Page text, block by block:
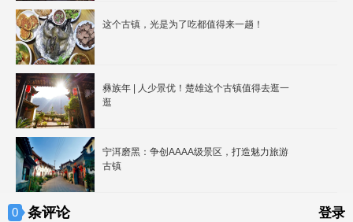
这个古镇，光是为了吃都值得来一趟！
彝族年 | 人少景优！楚雄这个古镇值得去逛一
逛
宁洱磨黑：争创AAAA级景区，打造魅力旅游
古镇
0 条评论 登录